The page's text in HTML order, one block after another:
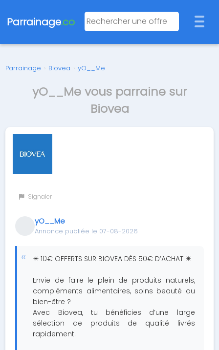
Parrainage.co
Parrainage › Biovea › yO__Me
yO__Me vous parraine sur
Biovea
Signaler
yO__Me
Annonce publiée le 07-08-2026
✴️ 10€ OFFERTS SUR BIOVEA DÈS 50€ D’ACHAT ✴️
Envie de faire le plein de produits naturels,
compléments alimentaires, soins beauté ou
bien-être ?
Avec Biovea, tu bénéficies d’une large
sélection de produits de qualité livrés
rapidement.